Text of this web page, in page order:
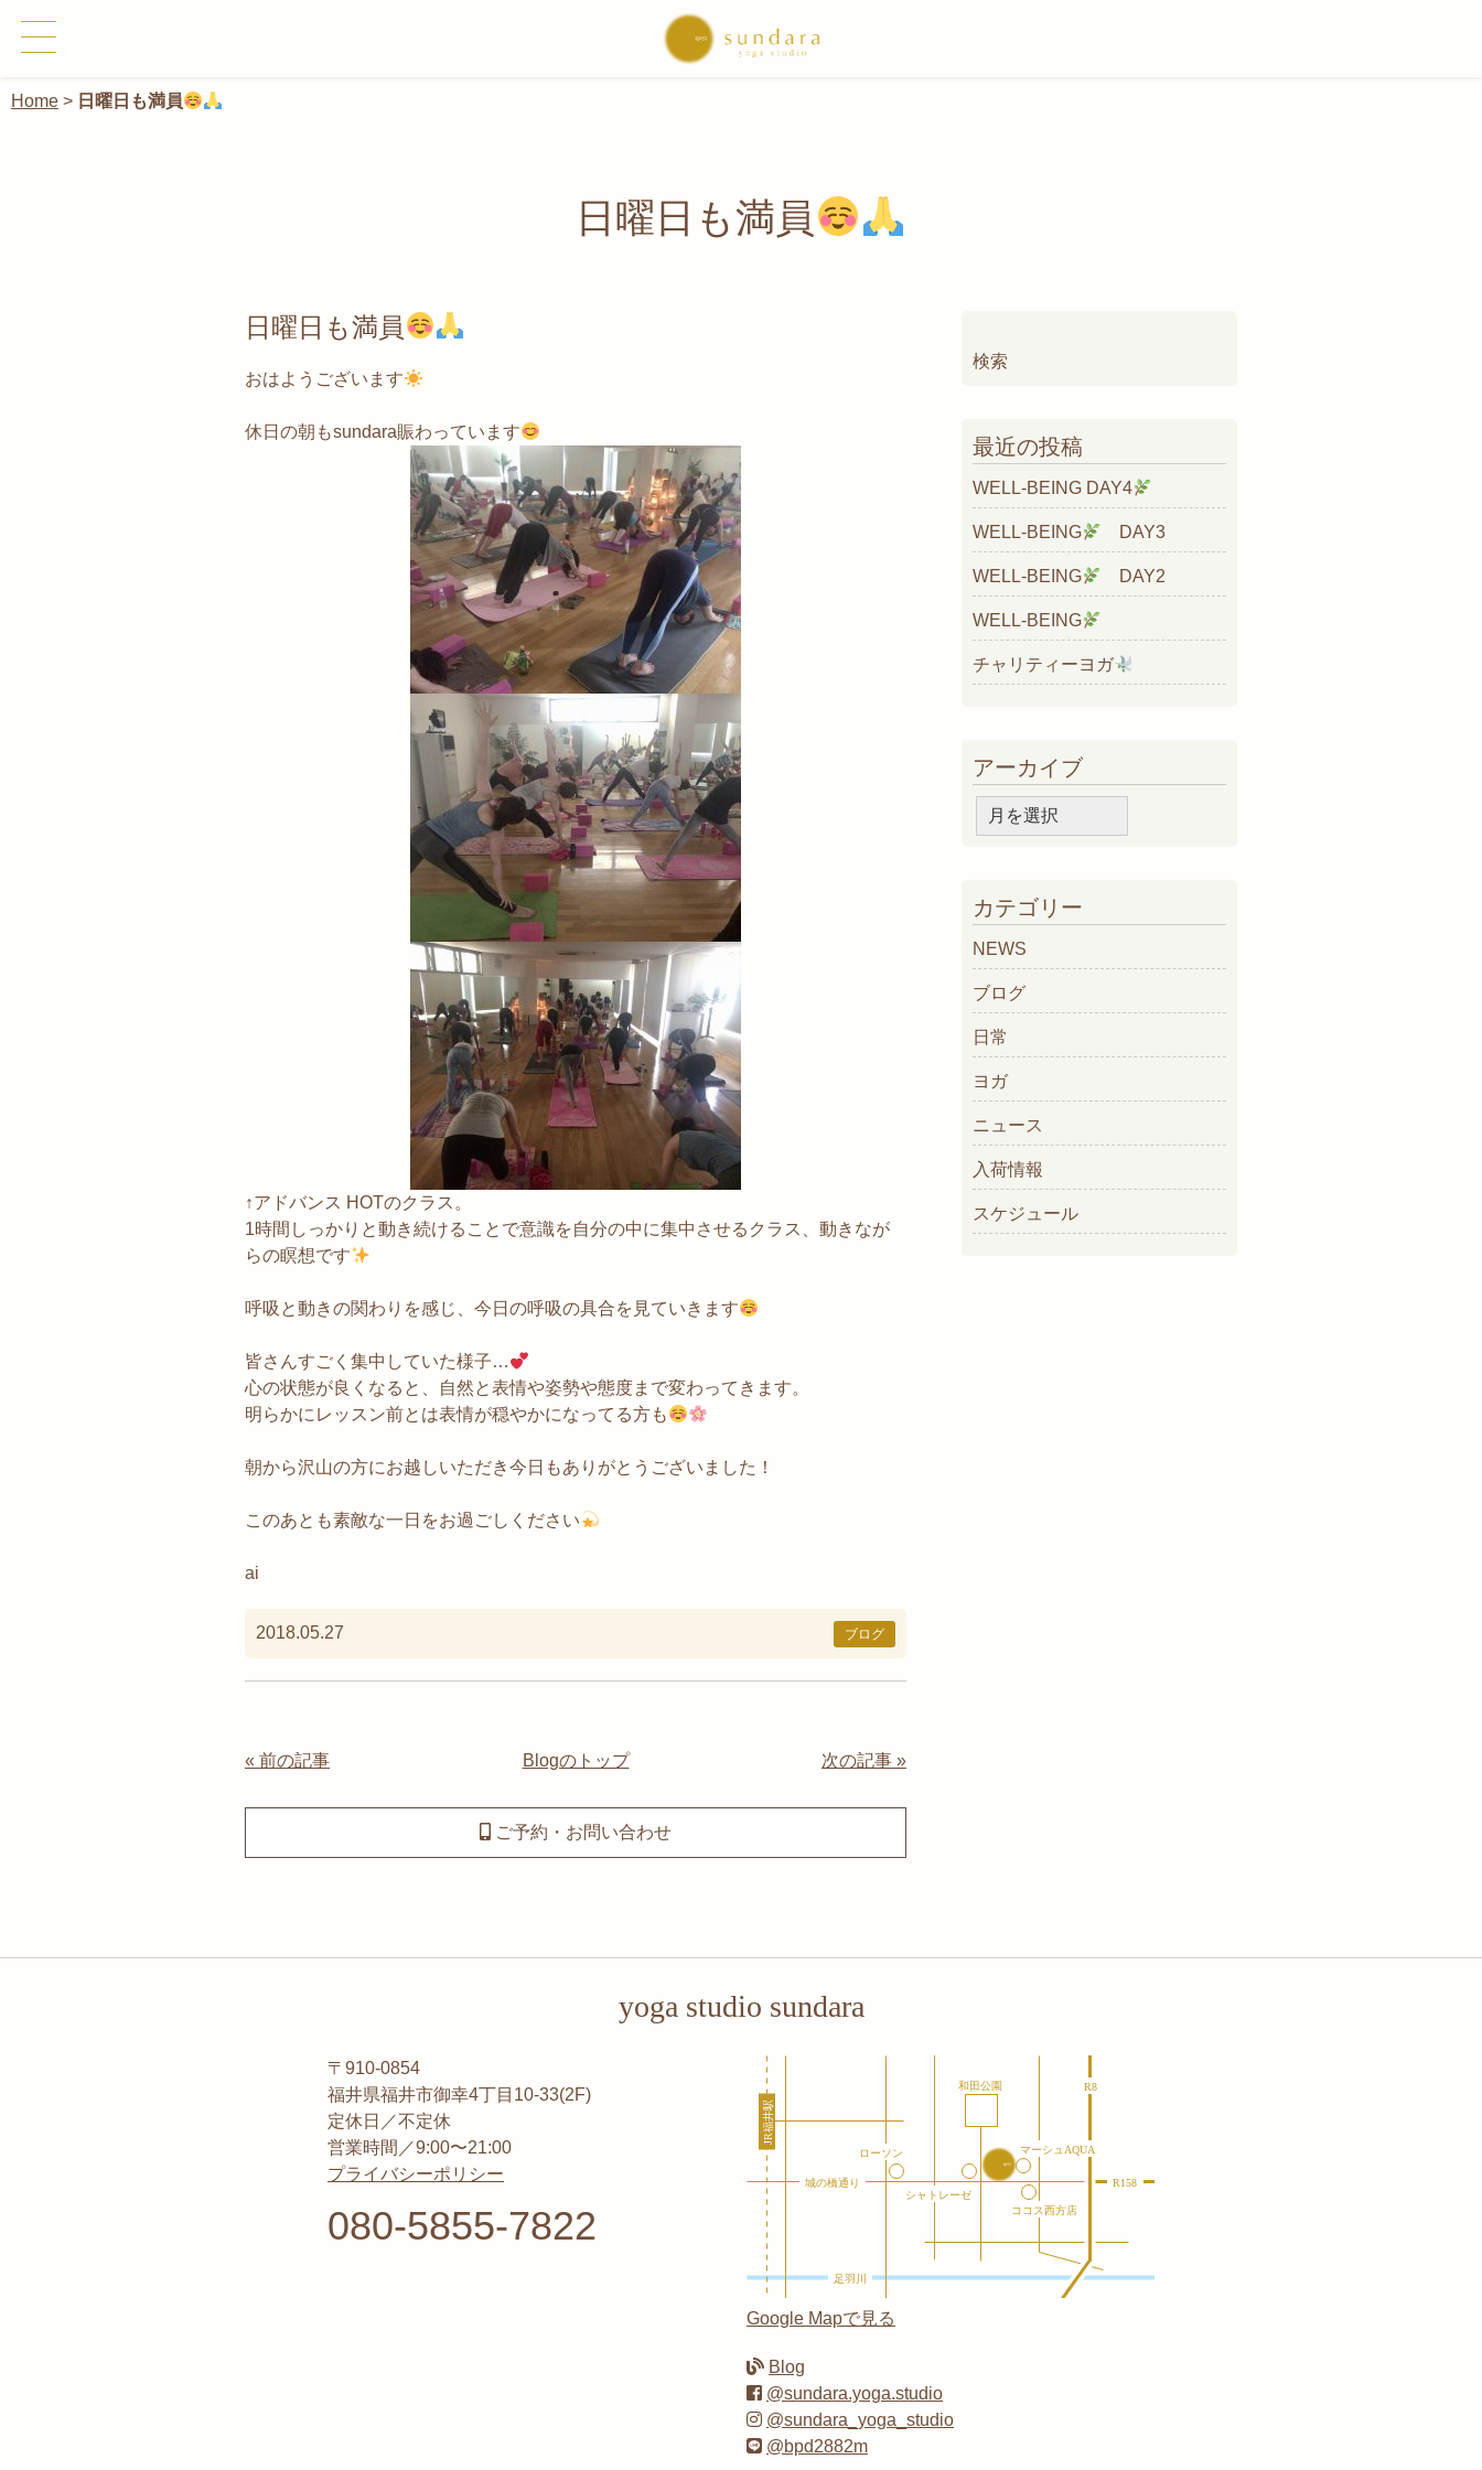
Home > 日曜日も満員
日曜日も満員
日曜日も満員
おはようございます
休日の朝もsundara賑わっています
↑アドバンス HOTのクラス。
1時間しっかりと動き続けることで意識を自分の中に集中させるクラス、動きなが
らの瞑想です
呼吸と動きの関わりを感じ、今日の呼吸の具合を見ていきます
皆さんすごく集中していた様子…
心の状態が良くなると、自然と表情や姿勢や態度まで変わってきます。
明らかにレッスン前とは表情が穏やかになってる方も
朝から沢山の方にお越しいただき今日もありがとうございました！
このあとも素敵な一日をお過ごしください
ai
2018.05.27 ブログ
« 前の記事 Blogのトップ 次の記事 »
ご予約・お問い合わせ
索:
最近の投稿
WELL-BEING DAY4
WELL-BEING DAY3
WELL-BEING DAY2
WELL-BEING
チャリティーヨガ
アーカイブ
ー
ブ
カテゴリー
NEWS
ブログ
日常
ヨガ
ニュース
入荷情報
スケジュール
yoga studio sundara
〒910-0854
福井県福井市御幸4丁目10-33(2F)
定休日／不定休
営業時間／9:00〜21:00
プライバシーポリシー
080-5855-7822
Google Mapで見る
Blog
@sundara.yoga.studio
@sundara_yoga_studio
@bpd2882m